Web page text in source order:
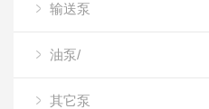
输送泵
油泵/
其它泵